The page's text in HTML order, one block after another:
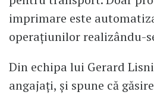
imprimare este
operațiunilor realizându-
Din echipa lui Gerard
angajați, și spune că